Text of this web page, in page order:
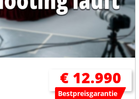
€ 12.990
Bestpreisgarantie